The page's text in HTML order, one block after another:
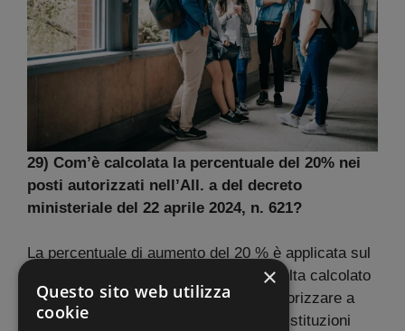
29) Com’è calcolata la percentuale del 20% nei
posti autorizzati nell’All. a del decreto
ministeriale del 22 aprile 2024, n. 621?
La percentuale di aumento del 20 % è applicata sul
totale del fabbisogno regionale. Una volta calcolato
il numero complessivo dei posti da autorizzare a
livello regionale, la distribuzione tra le istituzioni
×
Questo sito web utilizza
cookie